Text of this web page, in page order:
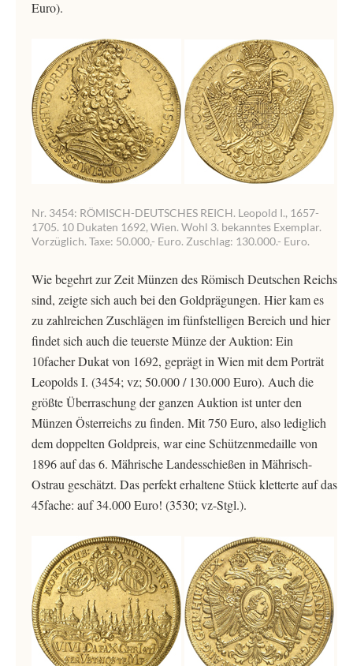
Euro).
Nr. 3454: RÖMISCH-DEUTSCHES REICH. Leopold I., 1657-
1705. 10 Dukaten 1692, Wien. Wohl 3. bekanntes Exemplar.
Vorzüglich. Taxe: 50.000,- Euro. Zuschlag: 130.000.- Euro.
Wie begehrt zur Zeit Münzen des Römisch Deutschen Reichs
sind, zeigte sich auch bei den Goldprägungen. Hier kam es
zu zahlreichen Zuschlägen im fünfstelligen Bereich und hier
findet sich auch die teuerste Münze der Auktion: Ein
10facher Dukat von 1692, geprägt in Wien mit dem Porträt
Leopolds I. (3454; vz; 50.000 / 130.000 Euro). Auch die
größte Überraschung der ganzen Auktion ist unter den
Münzen Österreichs zu finden. Mit 750 Euro, also lediglich
dem doppelten Goldpreis, war eine Schützenmedaille von
1896 auf das 6. Mährische Landesschießen in Mährisch-
Ostrau geschätzt. Das perfekt erhaltene Stück kletterte auf das
45fache: auf 34.000 Euro! (3530; vz-Stgl.).